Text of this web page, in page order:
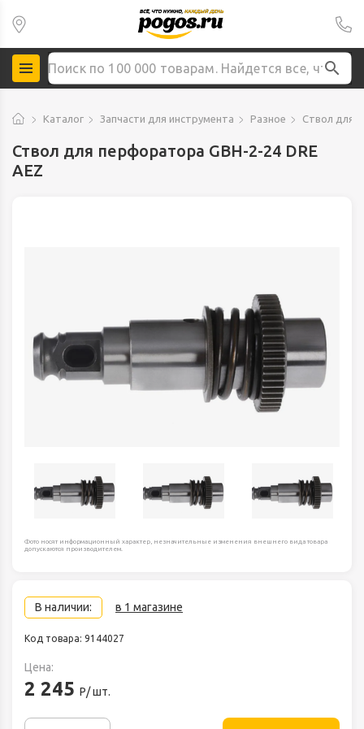
Каталог Запчасти для инструмента Разное Ствол для
Ствол для перфоратора GBH-2-24 DRE
AEZ
Фото носят информационный характер, незначительные изменения внешнего вида товара
допускаются производителем.
В наличии: в 1 магазине
Код товара: 9144027
Цена:
2 245 Р/ шт.